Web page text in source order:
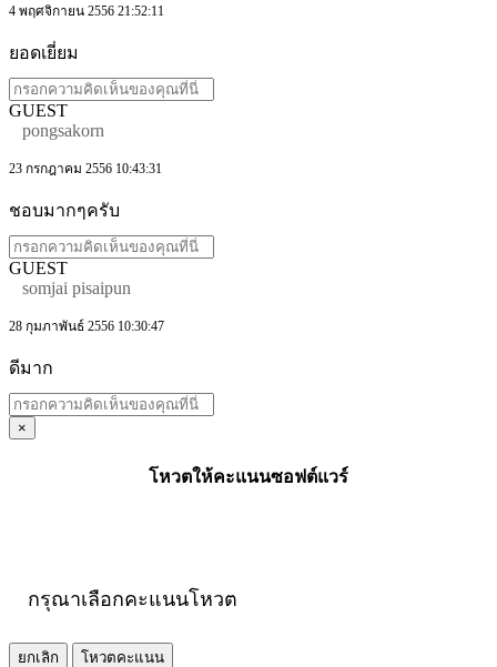
4 พฤศจิกายน 2556 21:52:11
ยอดเยี่ยม
GUEST
pongsakorn
23 กรกฎาคม 2556 10:43:31
ชอบมากๆครับ
GUEST
somjai pisaipun
28 กุมภาพันธ์ 2556 10:30:47
ดีมาก
×
โหวตให้คะแนนซอฟต์แวร์
กรุณาเลือกคะแนนโหวต
ยกเลิก
โหวตคะแนน